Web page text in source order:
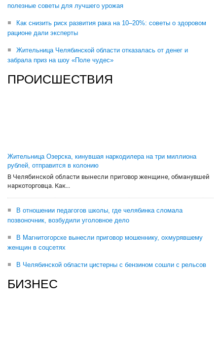
полезные советы для лучшего урожая
Как снизить риск развития рака на 10–20%: советы о здоровом
рационе дали эксперты
Жительница Челябинской области отказалась от денег и
забрала приз на шоу «Поле чудес»
ПРОИСШЕСТВИЯ
Жительница Озерска, кинувшая наркодилера на три миллиона
рублей, отправится в колонию
В Челябинской области вынесли приговор женщине, обманувшей
наркоторговца. Как...
В отношении педагогов школы, где челябинка сломала
позвоночник, возбудили уголовное дело
В Магнитогорске вынесли приговор мошеннику, охмурявшему
женщин в соцсетях
В Челябинской области цистерны с бензином сошли с рельсов
БИЗНЕС